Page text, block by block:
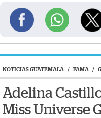
NOTICIAS GUATEMALA / FAMA /
Adelina
Miss Universe